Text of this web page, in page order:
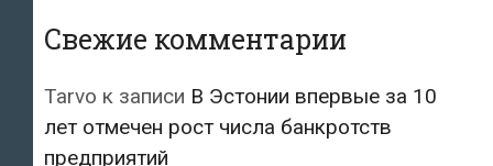
Свежие комментарии
Tarvo к записи В Эстонии впервые за 10
лет отмечен рост числа банкротств
предприятий